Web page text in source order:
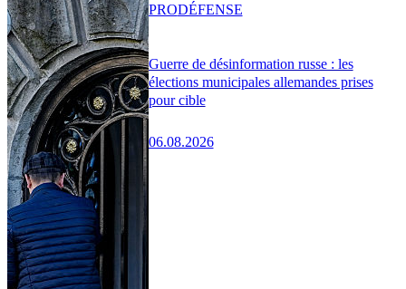
Guerre de désinformation russe : les
élections municipales allemandes prises
pour cible
06.08.2026
PRODÉFENSE